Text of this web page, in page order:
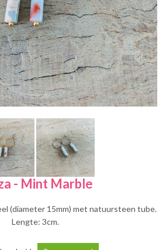
- Mint Marble
(diameter 15mm) met natuursteen tube.
Lengte: 3cm.